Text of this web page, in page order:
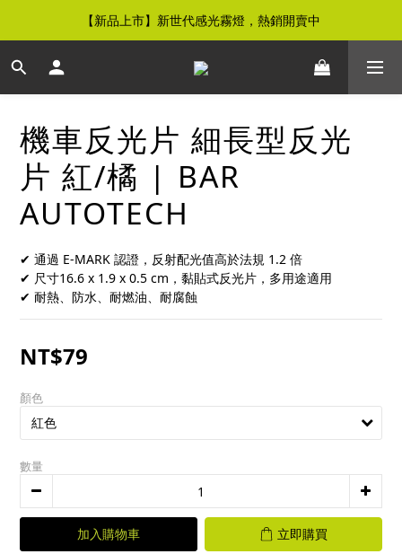
【免運優惠】全館滿$500元即享免運優惠
【新品上市】新世代感光霧燈，熱銷開賣中
【免運優惠】全館滿$500元即享免運優惠
機車反光片 細長型反光
片 紅/橘 | BAR
AUTOTECH
✔ 通過 E-MARK 認證，反射配光值高於法規 1.2 倍
✔ 尺寸16.6 x 1.9 x 0.5 cm，黏貼式反光片，多用途適用
✔ 耐熱、防水、耐燃油、耐腐蝕
NT$79
顏色
數量
加入購物車 立即購買